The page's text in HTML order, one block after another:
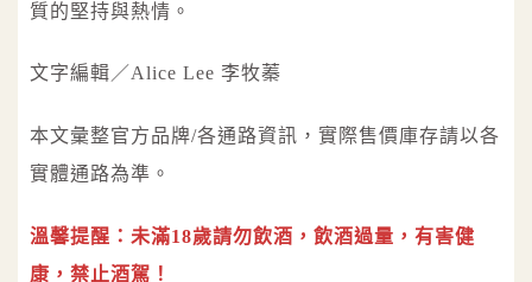
質的堅持與熱情。
文字編輯／Alice Lee 李牧蓁
本文彙整官方品牌/各通路資訊，實際售價庫存請以各
實體通路為準。
溫馨提醒：未滿18歲請勿飲酒，飲酒過量，有害健
康，禁止酒駕！